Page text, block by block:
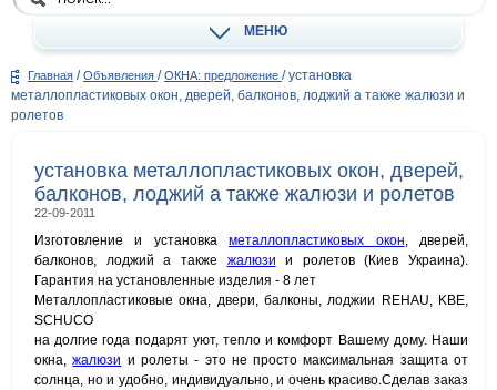
МЕНЮ
Главная / Объявления / ОКНА: предложение / установка
металлопластиковых окон, дверей, балконов, лоджий а также жалюзи и
ролетов
установка металлопластиковых окон, дверей,
балконов, лоджий а также жалюзи и ролетов
22-09-2011
Изготовление и установкаметаллопластиковых окон, дверей,
балконов, лоджий а также жалюзи и ролетов (Киев Украина).
Гарантия на установленные изделия - 8 лет
Металлопластиковые окна, двери, балконы, лоджии REHAU, KBE,
SCHUCO
на долгие года подарят уют, тепло и комфорт Вашему дому. Наши
окна,жалюзи и ролеты - это не просто максимальная защита от
солнца, но и удобно, индивидуально, и очень красиво.Сделав заказ